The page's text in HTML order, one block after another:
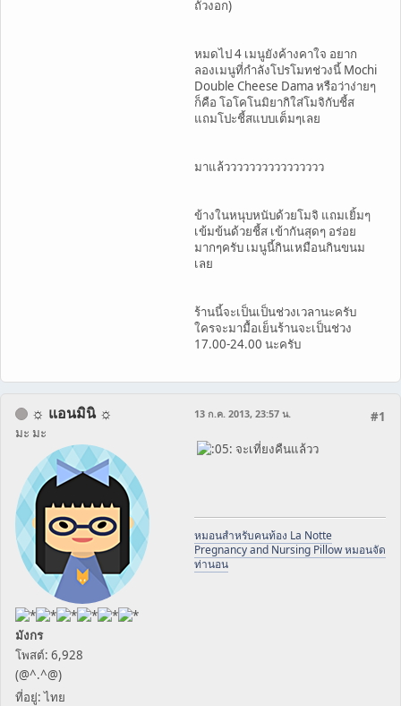
ถั่วงอก)
หมดไป 4 เมนูยังค้างคาใจ อยาก
ลองเมนูที่กำลังโปรโมทช่วงนี้ Mochi
Double Cheese Dama หรือว่าง่ายๆ
ก็คือ โอโคโนมิยากิใส่โมจิกับชี้ส
แถมโปะชี้สแบบเต็มๆเลย
มาแล้วววววววววววววววว
ข้างในหนุบหนับด้วยโมจิ แถมเยิ้มๆ
เข้มข้นด้วยชี้ส เข้ากันสุดๆ อร่อย
มากๆครับ เมนูนี้กินเหมือนกินขนม
เลย
ร้านนี้จะเป็นเป็นช่วงเวลานะครับ
ใครจะมามื้อเย็นร้านจะเป็นช่วง
17.00-24.00 นะครับ
☼ แอนมินิ ☼
มะ มะ
มังกร
โพสต์: 6,928
(@^.^@)
ที่อยู่: ไทย
#1
13 ก.ค. 2013, 23:57 น.
จะเที่ยงคืนแล้วว
หมอนสำหรับคนท้อง La Notte
Pregnancy and Nursing Pillow หมอนจัด
ท่านอน